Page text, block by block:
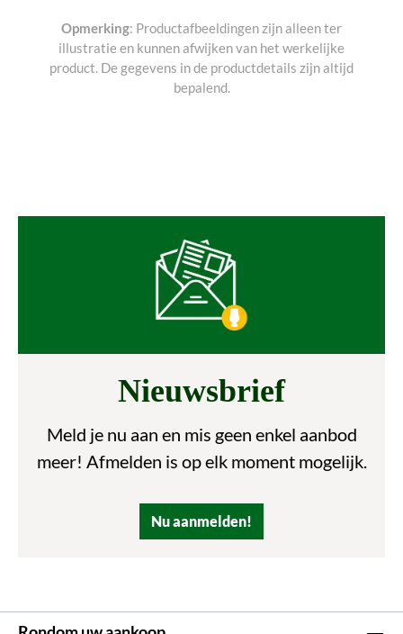
Opmerking: Productafbeeldingen zijn alleen ter
illustratie en kunnen afwijken van het werkelijke
product. De gegevens in de productdetails zijn altijd
bepalend.
Nieuwsbrief
Meld je nu aan en mis geen enkel aanbod
meer! Afmelden is op elk moment mogelijk.
Nu aanmelden!